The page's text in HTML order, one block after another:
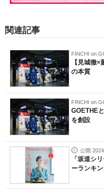
関連記事
FINCHI on
【見城徹
の本質
FINCHI on
GOETHE
を創設
公開
「坂道シ
ーランキ